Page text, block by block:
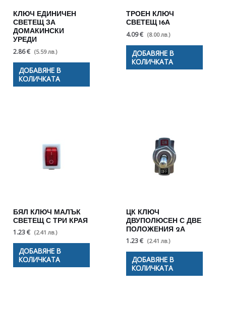
КЛЮЧ ЕДИНИЧЕН
СВЕТЕЩ ЗА
ДОМАКИНСКИ
УРЕДИ
2.86 € (5.59 лв.)
ДОБАВЯНЕ В
КОЛИЧКАТА
ТРОЕН КЛЮЧ
СВЕТЕЩ 16А
4.09 € (8.00 лв.)
ДОБАВЯНЕ В
КОЛИЧКАТА
БЯЛ КЛЮЧ МАЛЪК
СВЕТЕЩ С ТРИ КРАЯ
1.23 € (2.41 лв.)
ДОБАВЯНЕ В
КОЛИЧКАТА
ЦК КЛЮЧ
ДВУПОЛЮСЕН С ДВЕ
ПОЛОЖЕНИЯ 2А
1.23 € (2.41 лв.)
ДОБАВЯНЕ В
КОЛИЧКАТА